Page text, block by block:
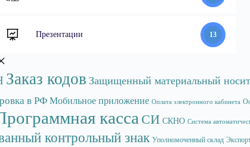
Презентации 13
Заказ кодов Защищенный материальный
в РФ Мобильное приложение Оплата электронного кабинета
касса СИ СКНО Система
контрольный знак Уполномоченный склад